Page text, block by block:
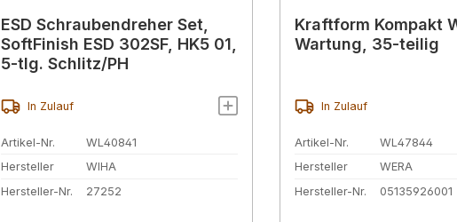
ESD Schraubendreher Set,
SoftFinish ESD 302SF, HK5 01,
5-tlg. Schlitz/PH
In Zulauf
Artikel-Nr.
WL40841
Hersteller
WIHA
Hersteller-Nr.
27252
Kraftform Kompakt
Wartung, 35-teilig
In Zulauf
Artikel-Nr.
WL47844
Hersteller
WERA
Hersteller-Nr.
05135926001